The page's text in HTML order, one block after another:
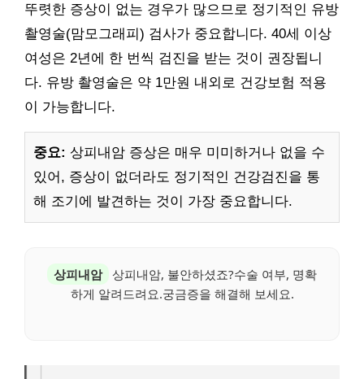
뚜렷한 증상이 없는 경우가 많으므로 정기적인 유방
촬영술(맘모그래피) 검사가 중요합니다. 40세 이상
여성은 2년에 한 번씩 검진을 받는 것이 권장됩니
다. 유방 촬영술은 약 1만원 내외로 건강보험 적용
이 가능합니다.
중요: 상피내암 증상은 매우 미미하거나 없을 수
있어, 증상이 없더라도 정기적인 건강검진을 통
해 조기에 발견하는 것이 가장 중요합니다.
상피내암 상피내암, 불안하셨죠?수술 여부, 명확
하게 알려드려요.궁금증을 해결해 보세요.